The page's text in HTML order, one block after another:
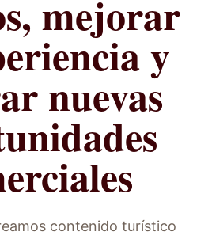
mejorar
y
nuevas
contenido turístico